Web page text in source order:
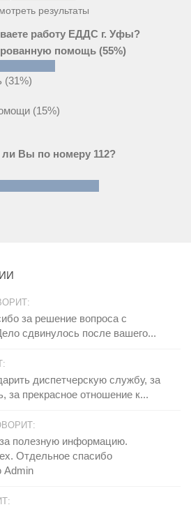
результаты
работу ЕДДС г. Уфы?
помощь (55%)
(31%)
(15%)
Вы по номеру 112?
за решение вопроса с
сдвинулось после вашего...
диспетчерскую службу, за
за прекрасное отношение к...
полезную информацию.
Отдельное спасибо
Admin